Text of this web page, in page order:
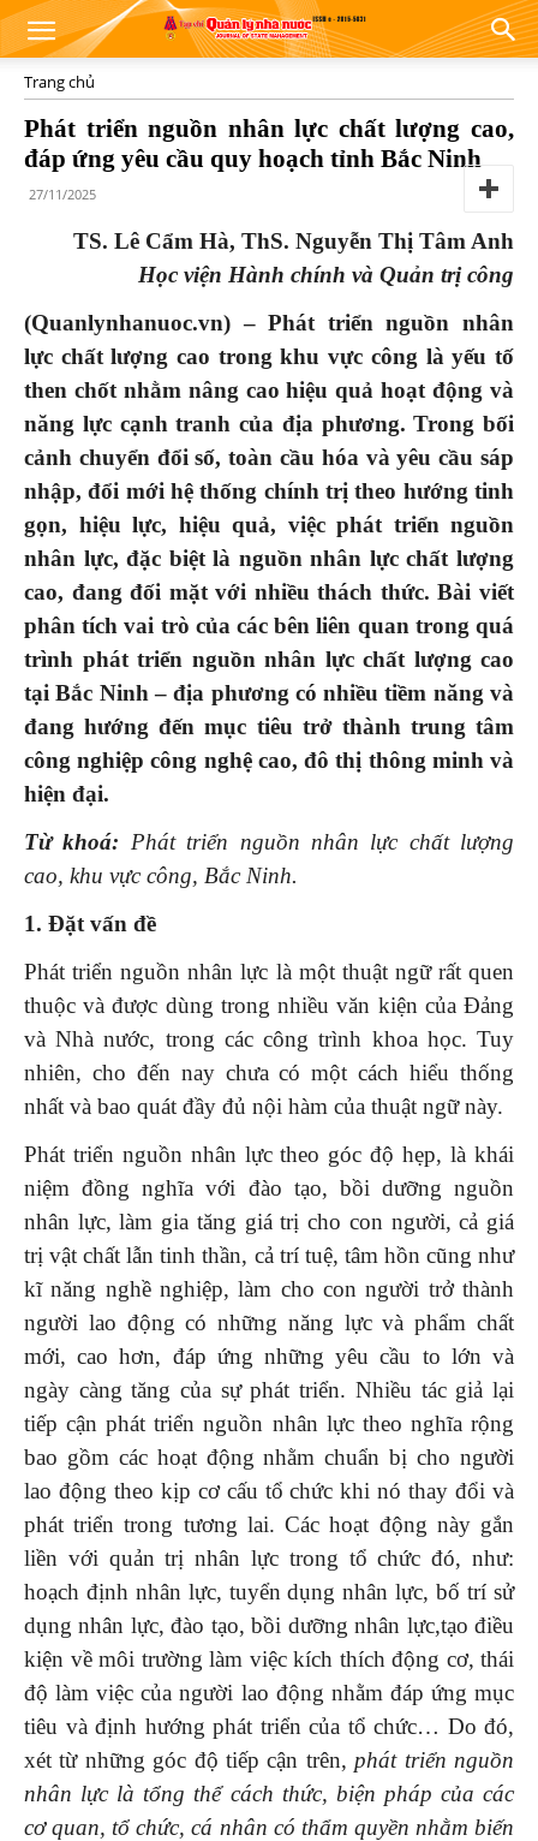
Trang chủ
Phát triển nguồn nhân lực chất lượng cao,
đáp ứng yêu cầu quy hoạch tỉnh Bắc Ninh
27/11/2025
TS. Lê Cẩm Hà, ThS. Nguyễn Thị Tâm Anh
Học viện Hành chính và Quản trị công
(Quanlynhanuoc.vn) – Phát triển nguồn nhân
lực chất lượng cao trong khu vực công là yếu tố
then chốt nhằm nâng cao hiệu quả hoạt động và
năng lực cạnh tranh của địa phương. Trong bối
cảnh chuyển đổi số, toàn cầu hóa và yêu cầu sáp
nhập, đổi mới hệ thống chính trị theo hướng tinh
gọn, hiệu lực, hiệu quả, việc phát triển nguồn
nhân lực, đặc biệt là nguồn nhân lực chất lượng
cao, đang đối mặt với nhiều thách thức. Bài viết
phân tích vai trò của các bên liên quan trong quá
trình phát triển nguồn nhân lực chất lượng cao
tại Bắc Ninh – địa phương có nhiều tiềm năng và
đang hướng đến mục tiêu trở thành trung tâm
công nghiệp công nghệ cao, đô thị thông minh và
hiện đại.
Từ khoá: Phát triển nguồn nhân lực chất lượng
cao, khu vực công, Bắc Ninh.
1. Đặt vấn đề
Phát triển nguồn nhân lực là một thuật ngữ rất quen
thuộc và được dùng trong nhiều văn kiện của Đảng
và Nhà nước, trong các công trình khoa học. Tuy
nhiên, cho đến nay chưa có một cách hiểu thống
nhất và bao quát đầy đủ nội hàm của thuật ngữ này.
Phát triển nguồn nhân lực theo góc độ hẹp, là khái
niệm đồng nghĩa với đào tạo, bồi dưỡng nguồn
nhân lực, làm gia tăng giá trị cho con người, cả giá
trị vật chất lẫn tinh thần, cả trí tuệ, tâm hồn cũng như
kĩ năng nghề nghiệp, làm cho con người trở thành
người lao động có những năng lực và phẩm chất
mới, cao hơn, đáp ứng những yêu cầu to lớn và
ngày càng tăng của sự phát triển. Nhiều tác giả lại
tiếp cận phát triển nguồn nhân lực theo nghĩa rộng
bao gồm các hoạt động nhằm chuẩn bị cho người
lao động theo kịp cơ cấu tổ chức khi nó thay đổi và
phát triển trong tương lai. Các hoạt động này gắn
liền với quản trị nhân lực trong tổ chức đó, như:
hoạch định nhân lực, tuyển dụng nhân lực, bố trí sử
dụng nhân lực, đào tạo, bồi dưỡng nhân lực,tạo điều
kiện về môi trường làm việc kích thích động cơ, thái
độ làm việc của người lao động nhằm đáp ứng mục
tiêu và định hướng phát triển của tổ chức… Do đó,
xét từ những góc độ tiếp cận trên, phát triển nguồn
nhân lực là tổng thể cách thức, biện pháp của các
cơ quan, tổ chức, cá nhân có thẩm quyền nhằm biến